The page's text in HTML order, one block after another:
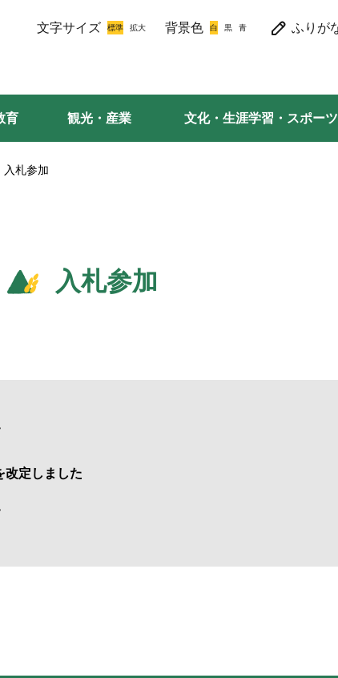
文字サイズ 背景色
育 観光・産業 文化・生涯学習・スポーツ
入札参加
入札参加
改定しました